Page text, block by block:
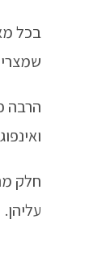
בכל
הרבה
חלק
עליהן.